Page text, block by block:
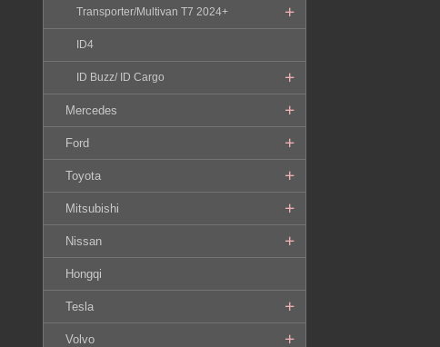
Transporter/Multivan T7 2024+
ID4
ID Buzz/ ID Cargo
Mercedes
Ford
Toyota
Mitsubishi
Nissan
Hongqi
Tesla
Volvo